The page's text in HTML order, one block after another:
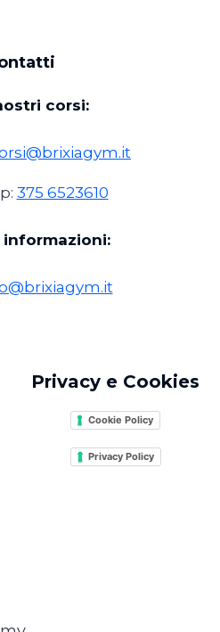
corsi:
375 6523610
informazioni:
Privacy e Cookies
Cookie Policy
Privacy Policy